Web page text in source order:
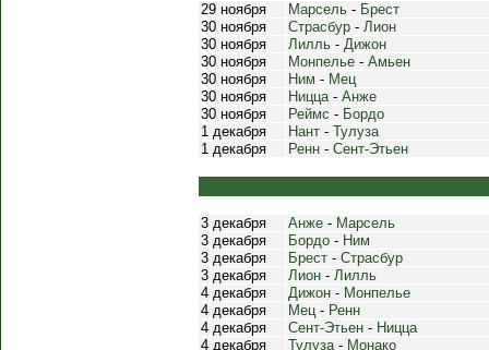
29 ноября Марсель - Брест
30 ноября
Страсбур - Лион
30 ноября
Лилль - Дижон
30 ноября
Монпелье - Амьен
30 ноября
Ним - Мец
30 ноября
Ницца- Анже
30 ноября
Реймс - Бордо
1 декабря
Нант - Тулуза
1 декабря
Ренн - Сент-Этьен
3 декабря Анже - Марсель
3 декабря
Бордо - Ним
3 декабря
Брест - Страсбур
3 декабря
Лион - Лилль
4 декабря
Дижон - Монпелье
4 декабря
Мец- Ренн
4 декабря
Сент-Этьен - Ницца
4 декабря
Тулуза- Монако